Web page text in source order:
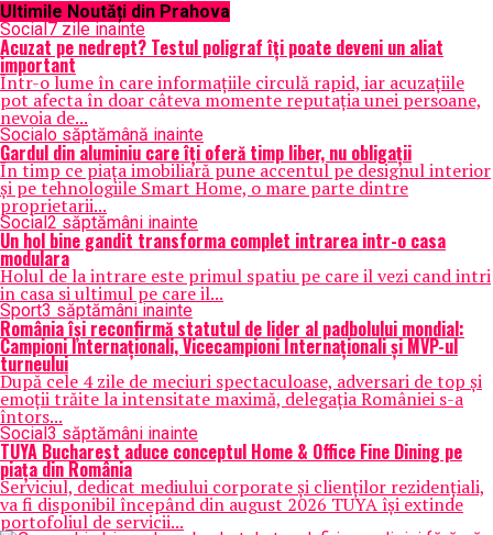
Ultimile Noutăți din Prahova
Social7 zile inainte
Acuzat pe nedrept? Testul poligraf îţi poate deveni un aliat
important
Într-o lume în care informațiile circulă rapid, iar acuzațiile
pot afecta în doar câteva momente reputația unei persoane,
nevoia de...
Socialo săptămână inainte
Gardul din aluminiu care îți oferă timp liber, nu obligații
În timp ce piața imobiliară pune accentul pe designul interior
și pe tehnologiile Smart Home, o mare parte dintre
proprietarii...
Social2 săptămâni inainte
Un hol bine gandit transforma complet intrarea intr-o casa
modulara
Holul de la intrare este primul spatiu pe care il vezi cand intri
in casa si ultimul pe care il...
Sport3 săptămâni inainte
România își reconfirmă statutul de lider al padbolului mondial:
Campioni Internaționali, Vicecampioni Internaționali și MVP-ul
turneului
După cele 4 zile de meciuri spectaculoase, adversari de top și
emoții trăite la intensitate maximă, delegația României s-a
întors...
Social3 săptămâni inainte
TUYA Bucharest aduce conceptul Home & Office Fine Dining pe
piața din România
Serviciul, dedicat mediului corporate și clienților rezidențiali,
va fi disponibil începând din august 2026 TUYA își extinde
portofoliul de servicii...